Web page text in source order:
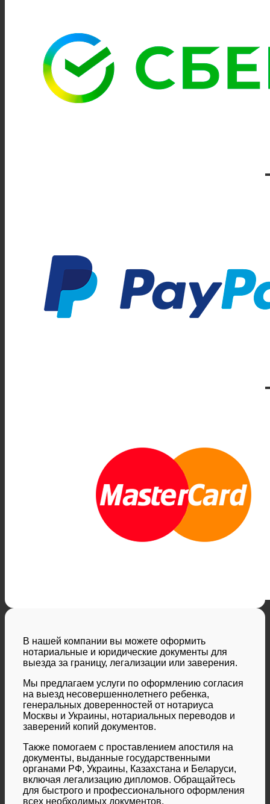
В нашей компании вы можете оформить
нотариальные и юридические документы для
выезда за границу, легализации или заверения.
Мы предлагаем услуги по оформлению согласия
на выезд несовершеннолетнего ребенка,
генеральных доверенностей от нотариуса
Москвы и Украины, нотариальных переводов и
заверений копий документов.
Также помогаем с проставлением апостиля на
документы, выданные государственными
органами РФ, Украины, Казахстана и Беларуси,
включая легализацию дипломов. Обращайтесь
для быстрого и профессионального оформления
всех необходимых документов.